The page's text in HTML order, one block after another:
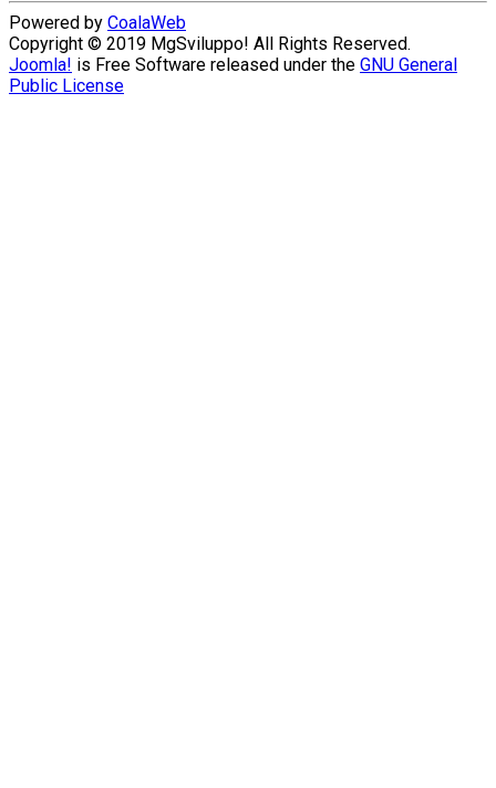
Powered by CoalaWeb
Copyright © 2019 MgSviluppo! All Rights Reserved.
Joomla! is Free Software released under the GNU General
Public License